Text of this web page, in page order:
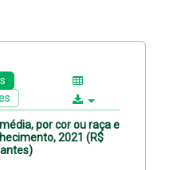
por cor ou raça e
2021 (R$